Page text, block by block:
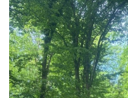
Pagina Congressi
Premi SISEF
XV Congresso
XIV Congresso
XIII Congresso